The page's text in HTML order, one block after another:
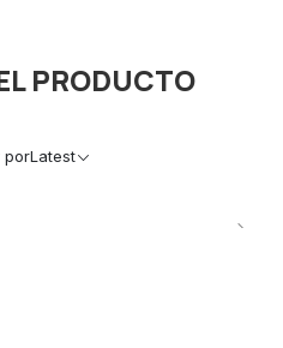
PRODUCTO
porLatest